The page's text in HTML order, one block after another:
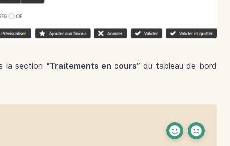
la section “Traitements en cours” du tableau de bord